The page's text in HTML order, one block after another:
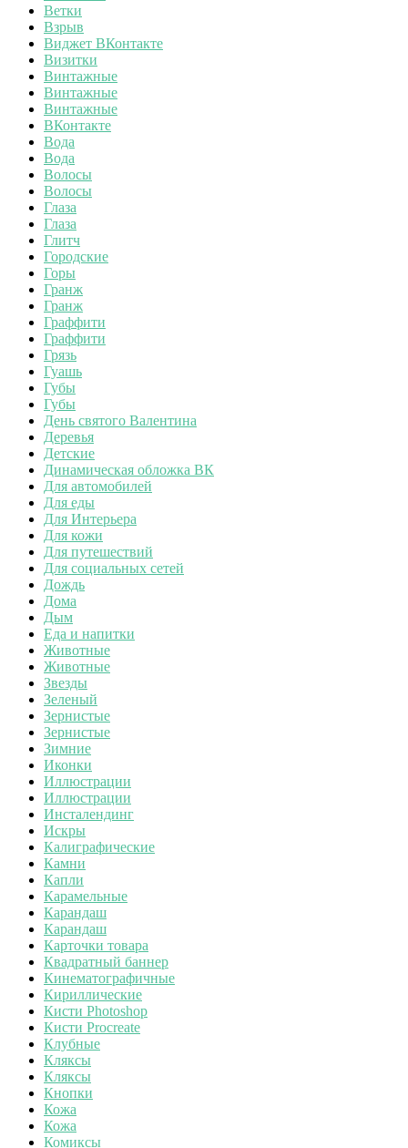
Ветки
Взрыв
Виджет ВКонтакте
Визитки
Винтажные
Винтажные
Винтажные
ВКонтакте
Вода
Вода
Волосы
Волосы
Глаза
Глаза
Глитч
Городские
Горы
Гранж
Гранж
Граффити
Граффити
Грязь
Гуашь
Губы
Губы
День святого Валентина
Деревья
Детские
Динамическая обложка ВК
Для автомобилей
Для еды
Для Интерьера
Для кожи
Для путешествий
Для социальных сетей
Дождь
Дома
Дым
Еда и напитки
Животные
Животные
Звезды
Зеленый
Зернистые
Зернистые
Зимние
Иконки
Иллюстрации
Иллюстрации
Инсталендинг
Искры
Калиграфические
Камни
Капли
Карамельные
Карандаш
Карандаш
Карточки товара
Квадратный баннер
Кинематографичные
Кириллические
Кисти Photoshop
Кисти Procreate
Клубные
Кляксы
Кляксы
Кнопки
Кожа
Кожа
Комиксы